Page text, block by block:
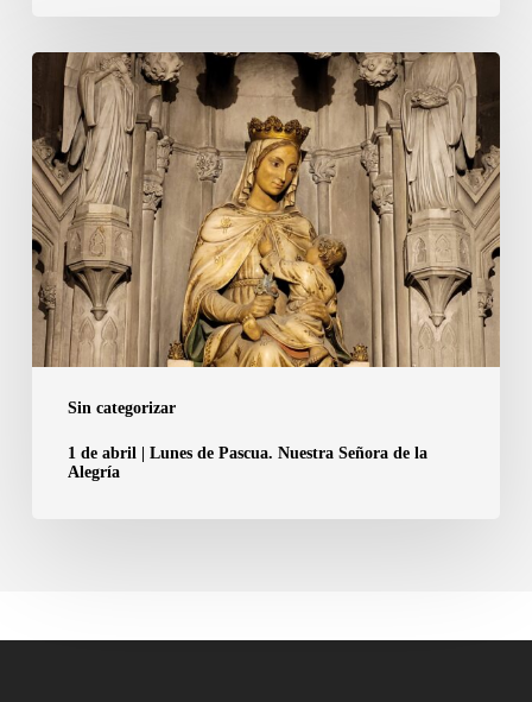
Sin categorizar
de
abril
|
Lunes
de
Pascua.
Nuestra
Señora
de
1 de abril | Lunes de Pascua. Nuestra Señora de la
Alegría